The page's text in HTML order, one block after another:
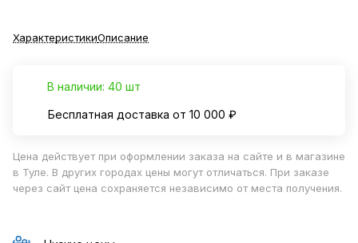
ХарактеристикиОписание
В наличии: 40 шт
Бесплатная доставка от 10 000 ₽
Цена действует при оформлении заказа на сайте и в магазине
в Туле. В других городах цены могут отличаться. При заказе
через сайт цена сохраняется независимо от места получения.